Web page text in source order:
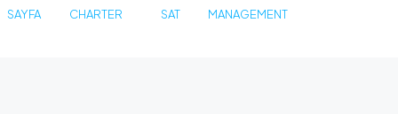
SAYFA
CHARTER
SAT
MANAGEMENT